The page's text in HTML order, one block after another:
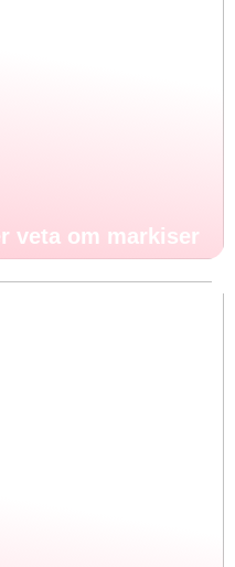
veta om markiser